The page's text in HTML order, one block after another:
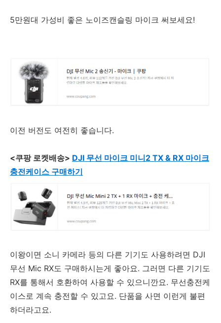
5만원대 가성비 좋은 노이즈캔슬링 마이크 써보세요!
이전 버전도 여전히 좋습니다.
<쿠팡 로켓배송> DJI 무선 마이크 미니2 TX & RX 마이크
충전케이스 구매하기
이왕이면 소니 카메라 등의 다른 기기도 사용하려면 DJI
무선 Mic RX도 구매하시는게 좋아요. 그러면 다른 기기도
RX를 통해서 호환하여 사용할 수 있으니깐요. 무선충전케
이스로 계속 충전할 수 있고요. 단품을 사면 이런게 불편
하더라고요.